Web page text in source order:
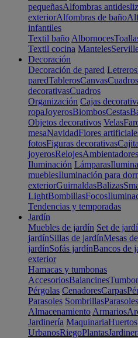
pequeñasAlfombras
exteriorAlfombras de baño
infantiles
Textil baño Albornoces
Textil cocina Manteles
Decoración
Decoración de pared Letreros
paredTablerosCanvas
decorativasCuadros
Organización Cajas
ropaJoyerosBiombosCestas
Objetos decorativos Velas
mesaNavidadFlores
fotosFiguras decorativas
joyerosRelojesAmbientadores
Iluminación Lámparas
mueblesIluminación para
exteriorGuirnaldasBalizas
LightBombillasFocos
Tendencias y temporadas
Jardín
Muebles de jardín Set de
jardínSillas de jardínMesas
jardínSofás jardínBancos de
exterior
Hamacas y tumbonas
AccesoriosBalancines
Pérgolas CenadoresCarpas
Parasoles SombrillasParasoles
Almacenamiento Armarios
Jardinería MaquinariaHuertos
UrbanosRiegoPlantas